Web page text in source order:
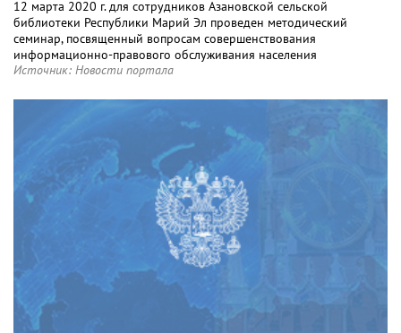
12 марта 2020 г. для сотрудников Азановской сельской
библиотеки Республики Марий Эл проведен методический
семинар, посвященный вопросам совершенствования
информационно-правового обслуживания населения
Источник: Новости портала